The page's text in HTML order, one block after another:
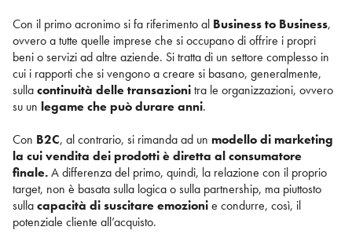
Con il primo acronimo si fa riferimento al Business to Business,
ovvero a tutte quelle imprese che si occupano di offrire i propri
beni o servizi ad altre aziende. Si tratta di un settore complesso in
cui i rapporti che si vengono a creare si basano, generalmente,
sullacontinuità delle transazionitra le organizzazioni, ovvero
su un legame che può durare anni.
Con B2C, al contrario, si rimanda ad un modello di marketing
la cui vendita dei prodotti è diretta al consumatore
finale.A differenza del primo, quindi, la relazione con il proprio
target, non è basata sulla logica o sulla partnership, ma piuttosto
sullacapacità di suscitare emozionie condurre, così, il
potenziale cliente all’acquisto.